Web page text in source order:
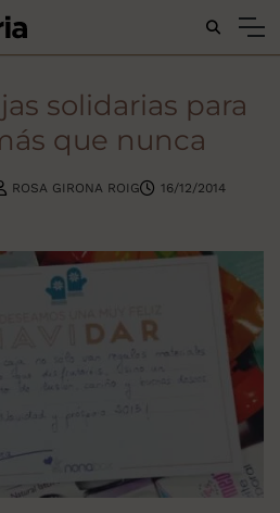
Buscar...
solidarias para
que nunca
ROSA GIRONA ROIG 16/12/2014